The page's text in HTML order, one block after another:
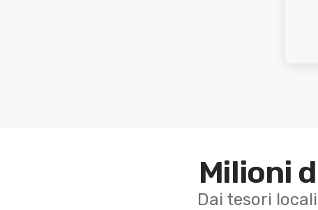
Milioni
Dai tesori